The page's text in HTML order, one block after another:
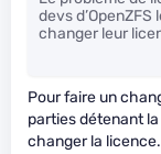
devs
changer leur
Pour faire un
parties détenant
changer la